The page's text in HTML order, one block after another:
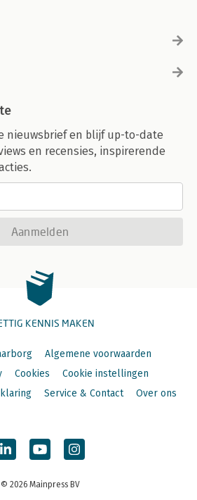
nieuwsbrief en blijf up-to-date
en recensies, inspirerende
Aanmelden
KENNIS MAKEN
Algemene voorwaarden
Cookies
Cookie instellingen
Service & Contact Over ons
© 2026 Mainpress BV